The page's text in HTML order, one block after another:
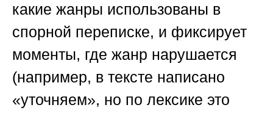
какие жанры использованы в
спорной переписке, и фиксирует
моменты, где жанр нарушается
(например, в тексте написано
«уточняем», но по лексике это